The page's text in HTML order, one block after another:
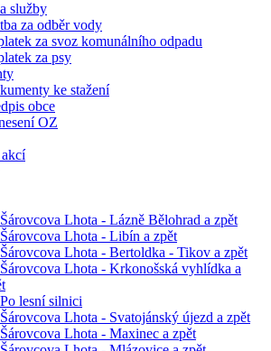
služby
za odběr vody
za svoz komunálního odpadu
za psy
ke stažení
obce
OZ
Lhota - Lázně Bělohrad a zpět
Lhota - Libín a zpět
Lhota - Bertoldka - Tikov a zpět
Lhota - Krkonošská vyhlídka a
lesní silnici
Lhota - Svatojánský újezd a zpět
Lhota - Maxinec a zpět